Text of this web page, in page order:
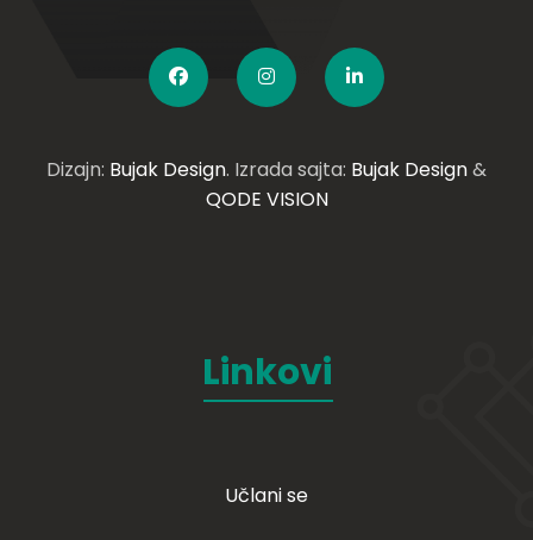
Dizajn: Bujak Design. Izrada sajta: Bujak Design&
QODE VISION
Linkovi
Učlani se